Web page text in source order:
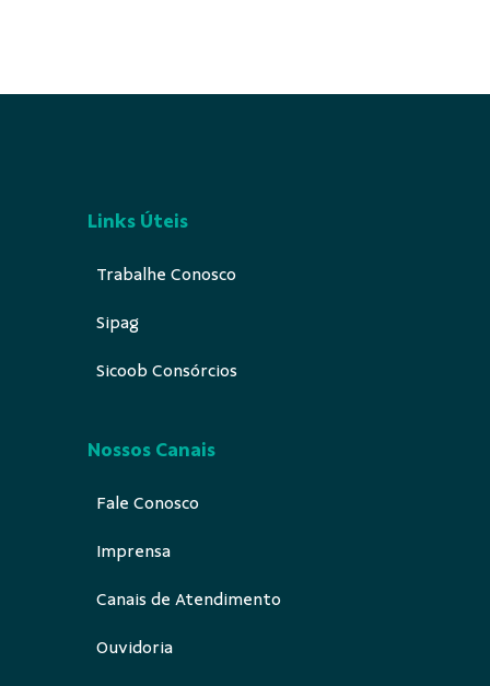
Links Úteis
Trabalhe Conosco
Sipag
Sicoob Consórcios
Nossos Canais
Fale Conosco
Imprensa
Canais de Atendimento
Ouvidoria